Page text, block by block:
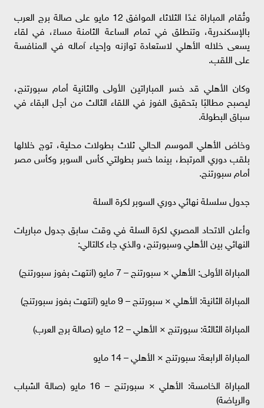
وتُقام المباراة غدًا الثلاثاء الموافق 12 مايو على صالة برج العرب
بالإسكندرية، وتنطلق في تمام الساعة الثامنة مساءً، في لقاء
يسعى خلاله الأهلي لاستعادة توازنه وإحياء آماله في المنافسة
على اللقب.
وكان الأهلي قد خسر المباراتين الأولى والثانية أمام سبورتنج،
ليصبح مطالبًا بتحقيق الفوز في اللقاء الثالث من أجل البقاء في
سباق البطولة.
وخاض الأهلي الموسم الحالي ثلاث بطولات محلية، توج خلالها
بلقب دوري المرتبط، بينما خسر بطولتي كأس السوبر وكأس مصر
أمام سبورتنج.
جدول سلسلة نهائي دوري السوبر لكرة السلة
وأعلن الاتحاد المصري لكرة السلة في وقت سابق جدول مباريات
النهائي بين الأهلي وسبورتنج، والذي جاء كالتالي:
المباراة الأولى: الأهلي × سبورتنج – 7 مايو (انتهت بفوز سبورتنج)
المباراة الثانية: الأهلي × سبورتنج – 9 مايو (انتهت بفوز سبورتنج)
المباراة الثالثة: سبورتنج × الأهلي – 12 مايو (صالة برج العرب)
المباراة الرابعة: سبورتنج × الأهلي – 14 مايو
المباراة الخامسة: الأهلي × سبورتنج – 16 مايو (صالة الشباب
والرياضة)